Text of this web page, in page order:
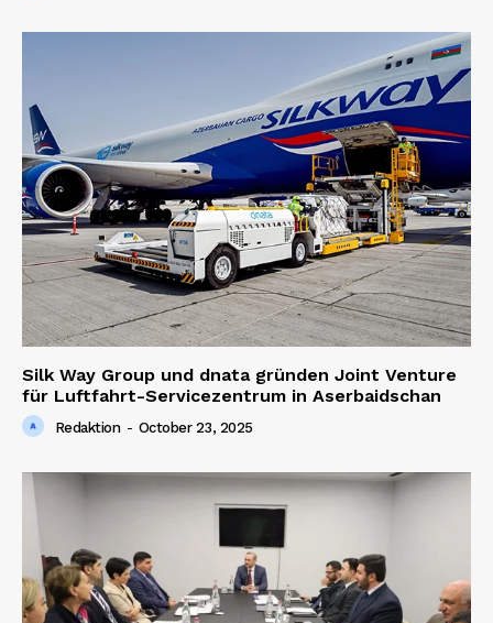
Silk Way Group und dnata gründen Joint Venture
für Luftfahrt-Servicezentrum in Aserbaidschan
Redaktion - October 23, 2025